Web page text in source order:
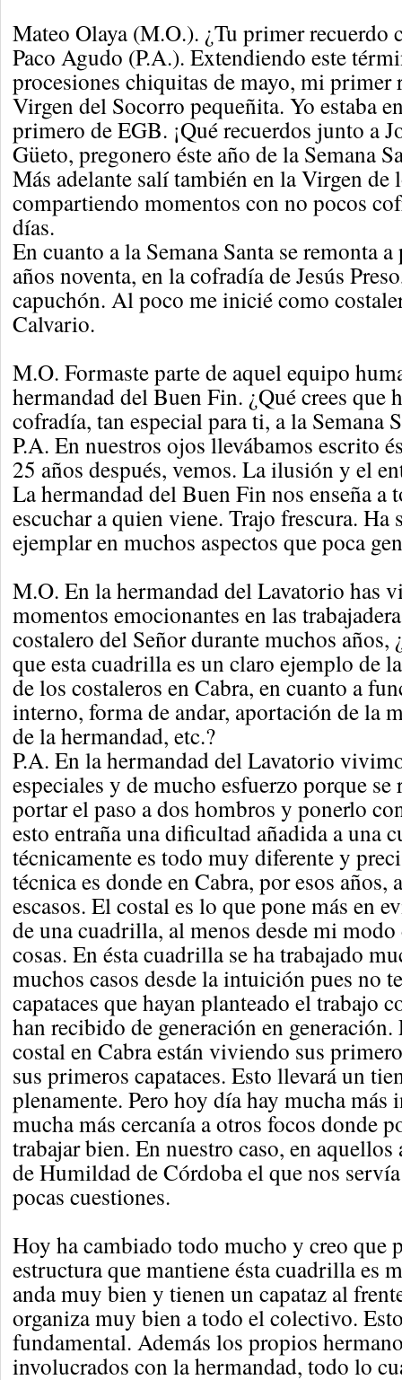
Mateo Olaya (M.O.). ¿Tu primer recuerdo
Paco Agudo (P.A.). Extendiendo este
procesiones chiquitas de mayo, mi primer
Virgen del Socorro pequeñita. Yo estaba
primero de EGB. ¡Qué recuerdos junto a
Güeto, pregonero éste año de la Semana
Más adelante salí también en la Virgen de
compartiendo momentos con no pocos
días.
En cuanto a la Semana Santa se remonta
años noventa, en la cofradía de Jesús
capuchón. Al poco me inicié como
Calvario.
M.O. Formaste parte de aquel equipo
hermandad del Buen Fin. ¿Qué crees que
cofradía, tan especial para ti, a la Semana
P.A. En nuestros ojos llevábamos escrito
25 años después, vemos. La ilusión y el
La hermandad del Buen Fin nos enseña a
escuchar a quien viene. Trajo frescura. Ha
ejemplar en muchos aspectos que poca
M.O. En la hermandad del Lavatorio has
momentos emocionantes en las
costalero del Señor durante muchos años,
que esta cuadrilla es un claro ejemplo de
de los costaleros en Cabra, en cuanto a
interno, forma de andar, aportación de la
de la hermandad, etc.?
P.A. En la hermandad del Lavatorio
especiales y de mucho esfuerzo porque
portar el paso a dos hombros y ponerlo
esto entraña una dificultad añadida a una
técnicamente es todo muy diferente y
técnica es donde en Cabra, por esos años,
escasos. El costal es lo que pone más en
de una cuadrilla, al menos desde mi modo
cosas. En ésta cuadrilla se ha trabajado
muchos casos desde la intuición pues no
capataces que hayan planteado el trabajo
han recibido de generación en
costal en Cabra están viviendo sus
sus primeros capataces. Esto llevará un
plenamente. Pero hoy día hay mucha
mucha más cercanía a otros focos donde
trabajar bien. En nuestro caso, en
de Humildad de Córdoba el que nos
pocas cuestiones.
Hoy ha cambiado todo mucho y creo que
estructura que mantiene ésta cuadrilla es
anda muy bien y tienen un capataz al
organiza muy bien a todo el colectivo.
fundamental. Además los propios
involucrados con la hermandad, todo lo